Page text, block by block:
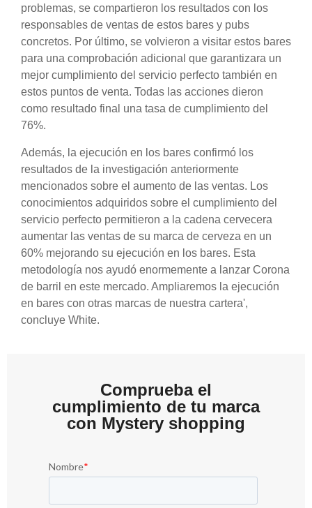
problemas, se compartieron los resultados con los
responsables de ventas de estos bares y pubs
concretos. Por último, se volvieron a visitar estos bares
para una comprobación adicional que garantizara un
mejor cumplimiento del servicio perfecto también en
estos puntos de venta. Todas las acciones dieron
como resultado final una tasa de cumplimiento del
76%.
Además, la ejecución en los bares confirmó los
resultados de la investigación anteriormente
mencionados sobre el aumento de las ventas. Los
conocimientos adquiridos sobre el cumplimiento del
servicio perfecto permitieron a la cadena cervecera
aumentar las ventas de su marca de cerveza en un
60% mejorando su ejecución en los bares. Esta
metodología nos ayudó enormemente a lanzar Corona
de barril en este mercado. Ampliaremos la ejecución
en bares con otras marcas de nuestra cartera',
concluye White.
Comprueba el
cumplimiento de tu marca
con Mystery shopping